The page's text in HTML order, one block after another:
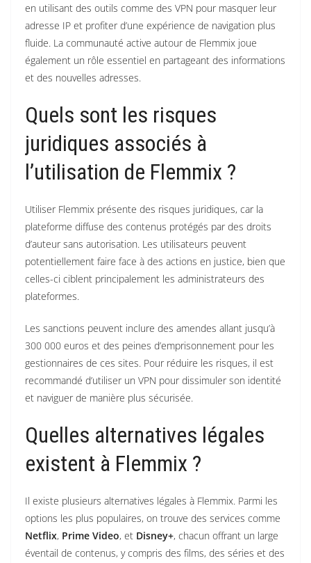
en utilisant des outils comme des VPN pour masquer leur
adresse IP et profiter d’une expérience de navigation plus
fluide. La communauté active autour de Flemmix joue
également un rôle essentiel en partageant des informations
et des nouvelles adresses.
Quels sont les risques
juridiques associés à
l’utilisation de Flemmix ?
Utiliser Flemmix présente des risques juridiques, car la
plateforme diffuse des contenus protégés par des droits
d’auteur sans autorisation. Les utilisateurs peuvent
potentiellement faire face à des actions en justice, bien que
celles-ci ciblent principalement les administrateurs des
plateformes.
Les sanctions peuvent inclure des amendes allant jusqu’à
300 000 euros et des peines d’emprisonnement pour les
gestionnaires de ces sites. Pour réduire les risques, il est
recommandé d’utiliser un VPN pour dissimuler son identité
et naviguer de manière plus sécurisée.
Quelles alternatives légales
existent à Flemmix ?
Il existe plusieurs alternatives légales à Flemmix. Parmi les
options les plus populaires, on trouve des services comme
Netflix, Prime Video, et Disney+, chacun offrant un large
éventail de contenus, y compris des films, des séries et des